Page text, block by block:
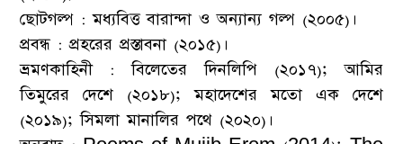
ছোটগল্প : মধ্যবিত্ত বারান্দা ও অন্যান্য গল্প (২০০৫)।
প্রবন্ধ : প্রহরের প্রস্তাবনা (২০১৫)।
ভ্রমণকাহিনী : বিলেতের দিনলিপি (২০১৭); আমির
তিমুরের দেশে (২০১৮); মহাদেশের মতো এক দেশে
(২০১৯); সিমলা মানালির পথে (২০২০)।